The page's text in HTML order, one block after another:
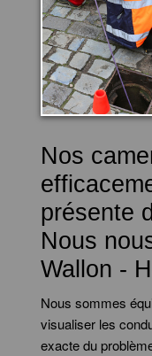
Nos
présente
Nous
Wallon -
Nous sommes
visualiser les
exacte du